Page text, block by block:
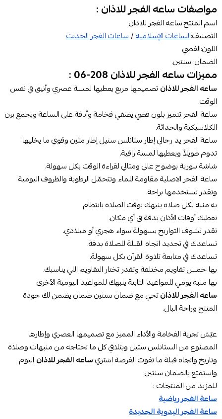
مواصفات ساعه الفجر للاذان :
اسم المنتج:ساعه الفجر للاذان
التصنيف:الساعات الإسلامية/ساعات الفجر الحديث
اللون:الفضي
الضمان: سنتين.
مميزات ساعه الفجر للاذان 208-06 :
ساعه الفجر للاذانتصميمها مربع يعطيها لمسة عصري وأنيق في نفس
الوقت.
ساعة الفجرتتميز بلون فضي يضفي فخامة وأناقة على الساعة ويجمع بين
الكلاسيكية والحداثة.
ساعة الفجر يد رجاليإطار ستانلس ستيل إطار متين وقوي ما يخليها
تدوم طويلاً ويعطيها لمسة راقية.
شاشة بلورية بوضوح عالي ومثالي لقراءة الوقت بكل سهولة.
ساعة الفجر الاصليةمقاومة للماء وتتحمّل الرطوبة والظروف اليومية
وتقدر تستخدمها براحة.
به منبه لكل صلاة ينبهك بوقت الصلاة بانتظام
تعطيك أوقات الأذان بدقة في أي مكان.
تقدر تشوف التواريخ بسهولة سواء هجري أو ميلادي.
تساعدك في تحديد اتجاه القبلة للصلاة بدقة.
تساعدك في متابعة تلاوة القرآن بكل سهولة.
بها خمس تقاويم مختلفة وتقدر تختار التقاويم اللي يناسبك.
بها منبه يومي للمواعيد الثابتة ينبهك للمواعيد اليومية الأخرى
ساعه الفجر للاذانتجي مع ضمان سنتين ضمان يضمن لك جودة
المنتج وراحة البال.
عيّش تجربة الفخامة والأداء المميز مع تصميمها العصري وإطارها
المصنوع من الستانلس ستيل وبتلاقي كل ما تحتاجه من منبهات وصلاة
وتاريخ واتجاه قبلة ما تفوت الفرصة اشتريساعه الفجر للاذان اليوم
واستمتع بالضمان سنتين.
للمزيد من المنتجات :
ساعة الفجر رياضية
ساعة الفجر اليدوية الجديدة